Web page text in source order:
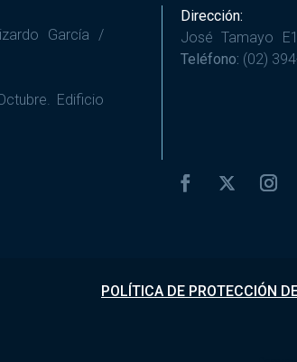
García /
Edificio
Dirección:
José Tamayo
Teléfono: (02)
POLÍTICA DE PROTECCIÓN